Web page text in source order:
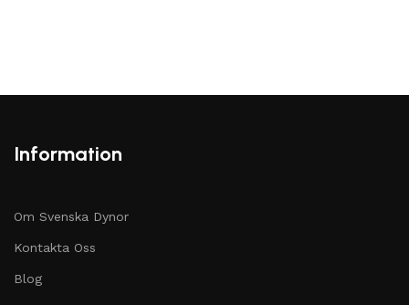
Information
Om Svenska Dynor
Kontakta Oss
Blog